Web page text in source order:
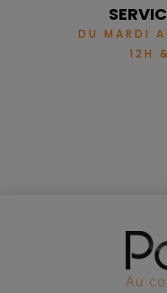
DU MARDI
12H